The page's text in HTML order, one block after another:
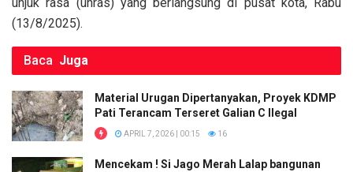
(13/8/2025).
Baca Juga
Material Urugan Dipertanyakan, Proyek KDMP
Pati Terancam Terseret Galian C Ilegal
APRIL 7, 2026 | 00:15 16
Mencekam ! Si Jago Merah Lalap bangunan